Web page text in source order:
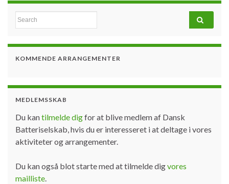
Search for:
KOMMENDE ARRANGEMENTER
MEDLEMSSKAB
Du kantilmelde digfor at blive medlem af Dansk
Batteriselskab, hvis du er interesseret i at deltage i vores
aktiviteter og arrangementer.
Du kan også blot starte med at tilmelde digvores
mailliste.